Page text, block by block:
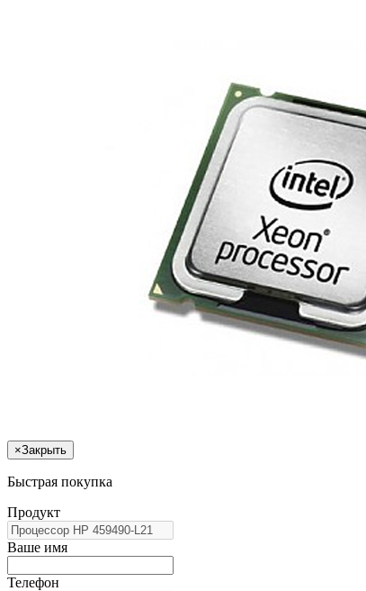
×Закрыть
Быстрая покупка
Продукт
Ваше имя
Телефон